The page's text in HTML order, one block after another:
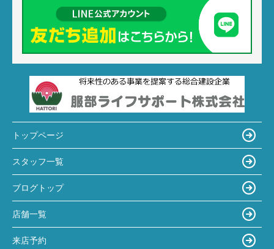
トップページ
スタッフ一覧
ブログトップ
店舗一覧
来店予約